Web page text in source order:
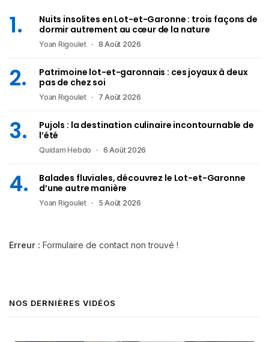
Nuits insolites en Lot-et-Garonne : trois façons de
dormir autrement au cœur de la nature
Yoan Rigoulet 8 Août 2026
Patrimoine lot-et-garonnais : ces joyaux à deux
pas de chez soi
Yoan Rigoulet 7 Août 2026
Pujols : la destination culinaire incontournable de
l’été
Quidam Hebdo 6 Août 2026
Balades fluviales, découvrez le Lot-et-Garonne
d’une autre manière
Yoan Rigoulet 5 Août 2026
Erreur : Formulaire de contact non trouvé !
NOS DERNIÈRES VIDÉOS